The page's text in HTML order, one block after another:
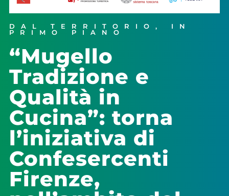
DAL TERRITORIO , IN
PRIMO PIANO
“Mugello
Tradizione e
Qualità in
Cucina”: torna
l’iniziativa di
Confesercenti
Firenze,